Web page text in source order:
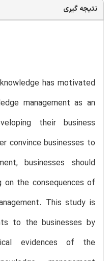
نتیجه گیری
has motivated
management as an
their business
convince businesses to
businesses should
on the consequences of
This study is
to the businesses by
evidences of the